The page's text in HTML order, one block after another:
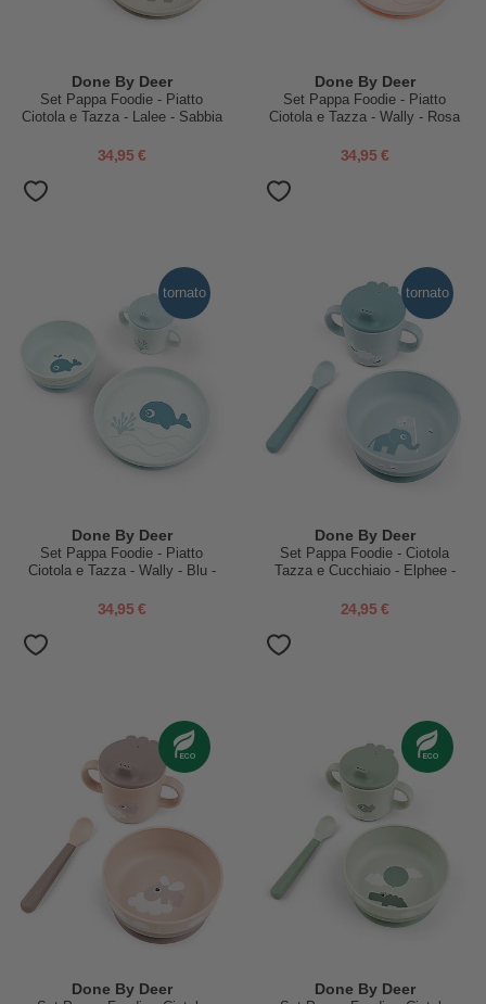
Done By Deer
Set Pappa Foodie - Piatto
Ciotola e Tazza - Lalee - Sabbia
34,95 €
Done By Deer
Set Pappa Foodie - Piatto
Ciotola e Tazza - Wally - Rosa
34,95 €
tornato
Done By Deer
Set Pappa Foodie - Piatto
Ciotola e Tazza - Wally - Blu -
34,95 €
tornato
Done By Deer
Set Pappa Foodie - Ciotola
Tazza e Cucchiaio - Elphee -
24,95 €
Done By Deer Done By Deer